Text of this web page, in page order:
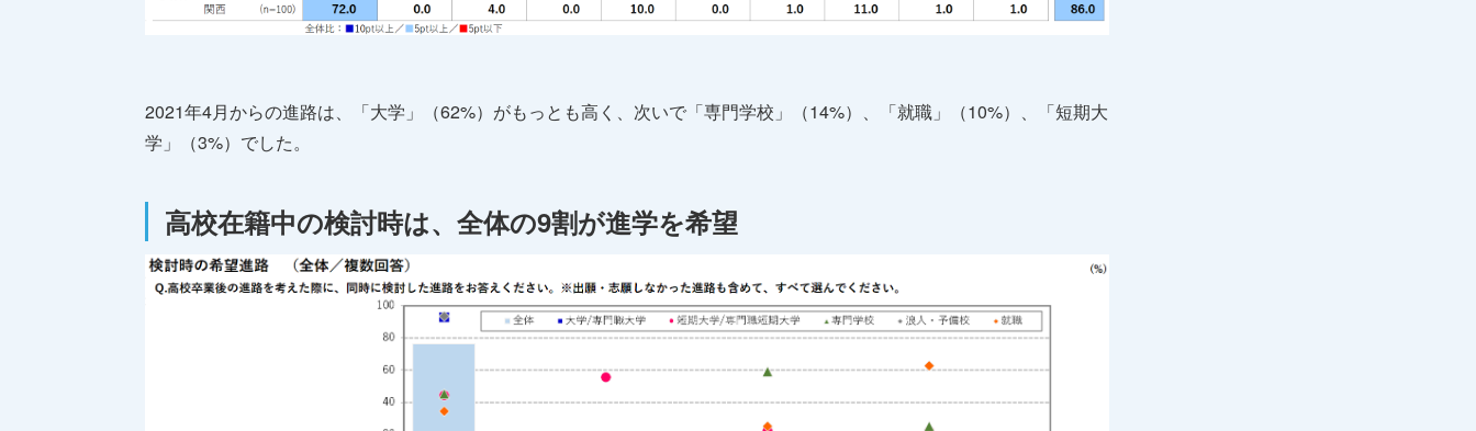
2021年4月からの進路は、「大学」（62%）がもっとも高く、次いで「専門学校」（14%）、「就職」（10%）、「短期大
学」（3%）でした。
高校在籍中の検討時は、全体の9割が進学を希望